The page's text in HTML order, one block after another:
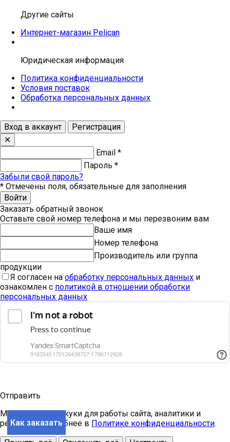
Как заказать
Другие сайты
Интернет-магазин Pelican
Юридическая информация
Политика конфиденциальности
Условия поставок
Обработка персональных данных
Вход в аккаунт
Регистрация
✕
Email *
Пароль *
Забыли свой пароль?
* Отмечены поля, обязательные для заполнения
Войти
Заказать обратный звонок
Оставьте свой номер телефона и мы перезвоним вам
Ваше имя
Номер телефона
Производитель или группа
продукции
Я согласен на обработку персональных данных и
ознакомлен с политикой в отношении обработки
персональных данных
Отправить
Мы используем куки для работы сайта, аналитики и
рекламы. Подробнее в Политике конфиденциальности.